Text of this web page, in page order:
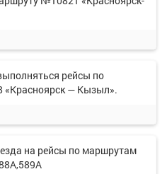
рейсы по
— Кызыл».
на рейсы по маршрутам